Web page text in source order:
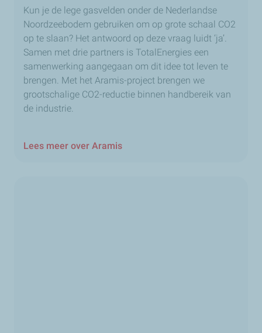
Kun je de lege gasvelden onder de Nederlandse
Noordzeebodem gebruiken om op grote schaal CO2
op te slaan? Het antwoord op deze vraag luidt ‘ja’.
Samen met drie partners is TotalEnergies een
samenwerking aangegaan om dit idee tot leven te
brengen. Met het Aramis-project brengen we
grootschalige CO2-reductie binnen handbereik van
de industrie.
Lees meer over Aramis